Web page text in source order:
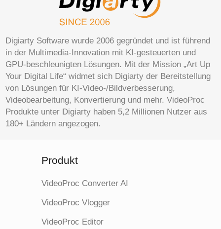
MPEG2
VOB MPEG2
WebM VP8, VP9 (Alpha behalten)
WMV WMV2
MP4 für
YouTube
H.264
YouTube
MP4 für
MPEG4
MOV für
MPEG4
Digiarty Software wurde 2006 gegründet und ist führend
in der Multimedia-Innovation mit KI-gesteuerten und
GPU-beschleunigten Lösungen. Mit der Mission „Art Up
Your Digital Life“ widmet sich Digiarty der Bereitstellung
von Lösungen für KI-Video-/Bildverbesserung,
Videobearbeitung, Konvertierung und mehr. VideoProc
Produkte unter Digiarty haben 5,2 Millionen Nutzer aus
180+ Ländern angezogen.
Produkt
VideoProc Converter AI
VideoProc Vlogger
VideoProc Editor